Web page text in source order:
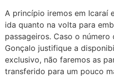
A princípio iremos em Icaraí
ida quanto na volta para
passageiros. Caso o número
Gonçalo justifique a
exclusivo, não faremos as
transferido para um pouco